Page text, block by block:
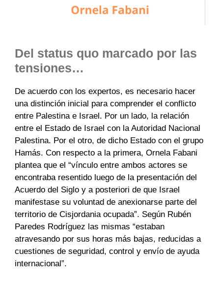
Del status quo marcado por las
tensiones…
De acuerdo con los expertos, es necesario hacer
una distinción inicial para comprender el conflicto
entre Palestina e Israel. Por un lado, la relación
entre el Estado de Israel con la Autoridad Nacional
Palestina. Por el otro, de dicho Estado con el grupo
Hamás. Con respecto a la primera, Ornela Fabani
plantea que el “vínculo entre ambos actores se
encontraba resentido luego de la presentación del
Acuerdo del Siglo y a posteriori de que Israel
manifestase su voluntad de anexionarse parte del
territorio de Cisjordania ocupada”. Según Rubén
Paredes Rodríguez las mismas “estaban
atravesando por sus horas más bajas, reducidas a
cuestiones de seguridad, control y envío de ayuda
internacional”.